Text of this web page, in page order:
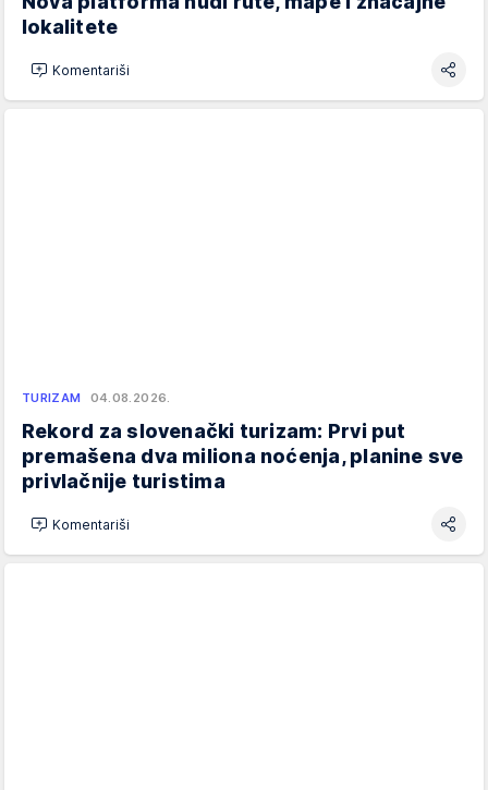
lokalitete
Komentariši
TURIZAM 04.08.2026.
Rekord za slovenački turizam: Prvi put
premašena dva miliona noćenja, planine sve
privlačnije turistima
Komentariši